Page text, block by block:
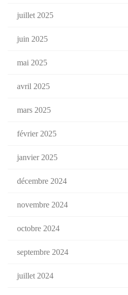
juillet 2025
juin 2025
mai 2025
avril 2025
mars 2025
février 2025
janvier 2025
décembre 2024
novembre 2024
octobre 2024
septembre 2024
juillet 2024